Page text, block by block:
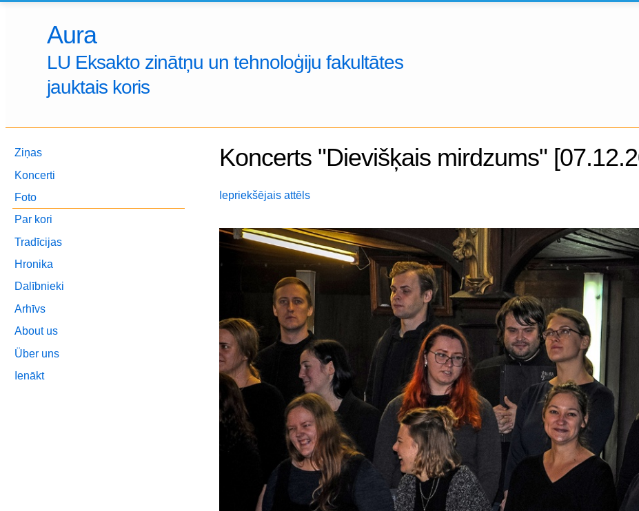
Aura
LU Eksakto zinātņu un tehnoloģiju fakultātes
jauktais koris
Ziņas
Koncerti
Foto
Par kori
Tradīcijas
Hronika
Dalībnieki
Arhīvs
About us
Über uns
Ienākt
Koncerts "Dievišķais mirdzums"
Iepriekšējais attēls